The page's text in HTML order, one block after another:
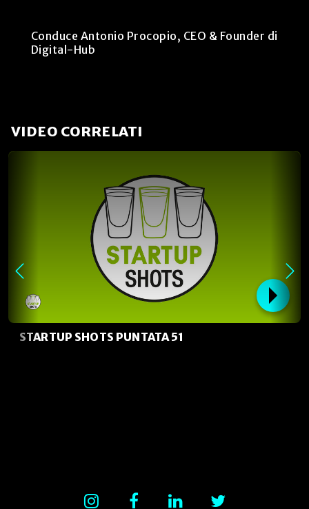
Conduce Antonio Procopio, CEO & Founder di
Digital-Hub
VIDEO CORRELATI
STARTUP SHOTS PUNTATA 51